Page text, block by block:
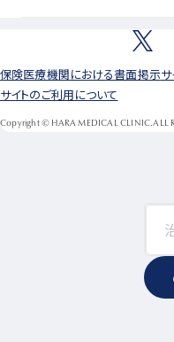
保険医療機関における書面掲示サ
サイトのご利用について
Copyright © HARA MEDICAL CLINIC.ALL